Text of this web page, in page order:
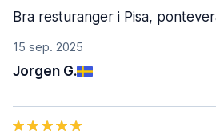
15 sep. 2025
Jorgen G.
Bra resturanger i Pisa,